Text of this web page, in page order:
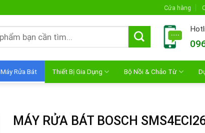
Cửa hàng
Máy Rửa Bát Thiết Bị Gia Dụng Bộ Nồi & Chảo Từ
MÁY RỬA BÁT BOSCH